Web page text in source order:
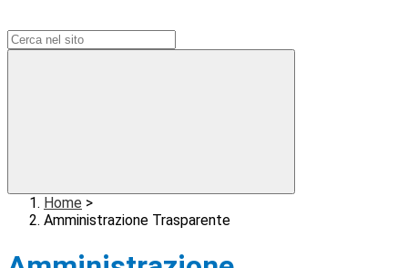
Home >
Amministrazione Trasparente